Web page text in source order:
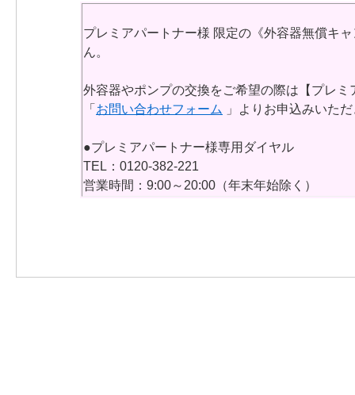
プレミアパートナー様 限定の《外容器無償キ
ん。
外容器やポンプの交換をご希望の際は【プレ
「 お問い合わせフォーム 」よりお申込みいた
●プレミアパートナー様専用ダイヤル
TEL：0120-382-221
営業時間：9:00～20:00（年末年始除く）